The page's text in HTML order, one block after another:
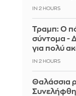
IN 2 HOURS
Τραμπ: Ο
σύντομα -
για πολύ
IN 2 HOURS
Θαλάσσια
Συνελήφθη